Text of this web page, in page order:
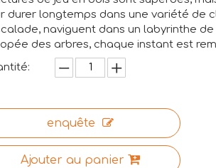
durer longtemps dans une variété de
naviguent dans un labyrinthe
des arbres, chaque instant est
enquête
Ajouter au panier